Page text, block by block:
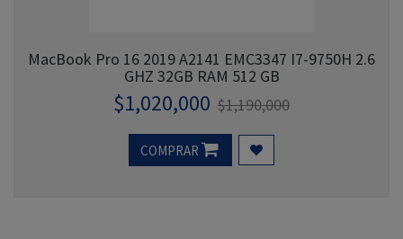
MacBook Pro 16 2019 A2141 EMC3347 I7-9750H 2.6
GHZ 32GB RAM 512 GB
$1,020,000 $1,190,000
COMPRAR